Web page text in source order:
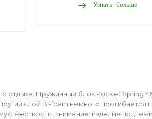
Узнать больше
отдыха. Пружинный блок Pocket Spring
слой Bi-foam немного прогибается
жесткость. Внимание: изделие